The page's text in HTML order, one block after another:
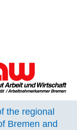
the regional
Bremen and